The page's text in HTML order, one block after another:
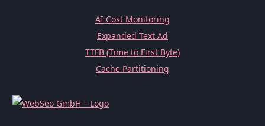
AI Cost Monitoring
Expanded Text Ad
TTFB (Time to First Byte)
Cache Partitioning